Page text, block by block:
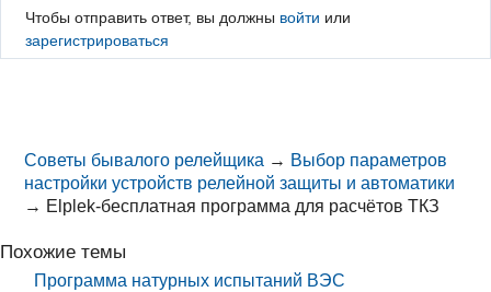
Чтобы отправить ответ, вы должны войти или
зарегистрироваться
Советы бывалого релейщика → Выбор параметров
настройки устройств релейной защиты и автоматики
→ Elplek-бесплатная программа для расчётов ТКЗ
Похожие темы
Программа натурных испытаний ВЭС